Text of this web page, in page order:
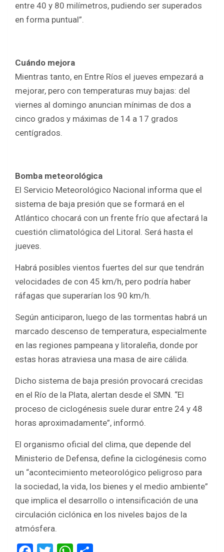
entre 40 y 80 milímetros, pudiendo ser superados
en forma puntual”.
Cuándo mejora
Mientras tanto, en Entre Ríos el jueves empezará a
mejorar, pero con temperaturas muy bajas: del
viernes al domingo anuncian mínimas de dos a
cinco grados y máximas de 14 a 17 grados
centígrados.
Bomba meteorológica
El Servicio Meteorológico Nacional informa que el
sistema de baja presión que se formará en el
Atlántico chocará con un frente frío que afectará la
cuestión climatológica del Litoral. Será hasta el
jueves.
Habrá posibles vientos fuertes del sur que tendrán
velocidades de con 45 km/h, pero podría haber
ráfagas que superarían los 90 km/h.
Según anticiparon, luego de las tormentas habrá un
marcado descenso de temperatura, especialmente
en las regiones pampeana y litoraleña, donde por
estas horas atraviesa una masa de aire cálida.
Dicho sistema de baja presión provocará crecidas
en el Río de la Plata, alertan desde el SMN. “El
proceso de ciclogénesis suele durar entre 24 y 48
horas aproximadamente”, informó.
El organismo oficial del clima, que depende del
Ministerio de Defensa, define la ciclogénesis como
un “acontecimiento meteorológico peligroso para
la sociedad, la vida, los bienes y el medio ambiente”
que implica el desarrollo o intensificación de una
circulación ciclónica en los niveles bajos de la
atmósfera.